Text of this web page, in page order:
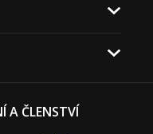
A ČLENSTVÍ